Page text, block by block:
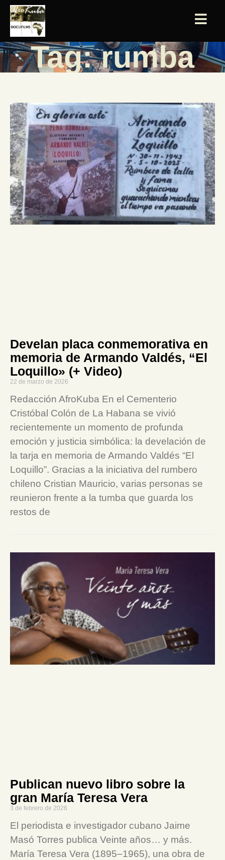
Tag: rumba
Develan placa conmemorativa en
memoria de Armando Valdés, “El
Loquillo» (+ Video)
22 de marzo de 2026
Redacción AfroKuba En el Cementerio
Cristóbal Colón de La Habana se vivió
recientemente un momento de profunda
emoción y justicia simbólica: la develación de
la tarja en memoria de Armando Valdés “El
Loquillo”. Gracias a la iniciativa del rumbero
chileno Cristian Mauricio, varias personas se
reunieron frente a la tumba que guarda los
restos de
Publican nuevo libro sobre la
gran María Teresa Vera
3 de febrero de 2026
El periodista e investigador cubano Jaime
Masó Torres publica Veinte años… y más.
María Teresa Vera (1895–1965), una obra de